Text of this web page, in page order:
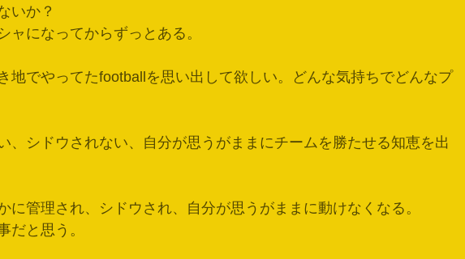
いか？
ャになってからずっとある。
地でやってたfootballを思い出して欲しい。どんな気持ちでどんなプ
、シドウされない、自分が思うがままにチームを勝たせる知恵を出
に管理され、シドウされ、自分が思うがままに動けなくなる。
だと思う。